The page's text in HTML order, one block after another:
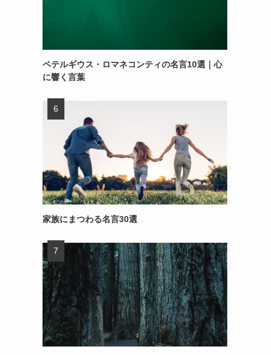
ペテルギウス・ロマネコンティの名言10選｜心
に響く言葉
家族にまつわる名言30選